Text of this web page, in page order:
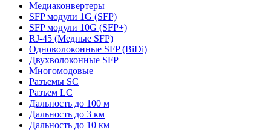
Медиаконвертеры
SFP модули 1G (SFP)
SFP модули 10G (SFP+)
RJ-45 (Медные SFP)
Одноволоконные SFP (BiDi)
Двухволоконные SFP
Многомодовые
Разъемы SC
Разъем LC
Дальность до 100 м
Дальность до 3 км
Дальность до 10 км